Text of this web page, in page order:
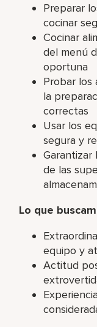
Preparar
cocinar
Cocinar
del menú
oportuna
Probar los
la
correctas
Usar los
segura y
Garantizar
de las
Lo que
equipo y
Actitud